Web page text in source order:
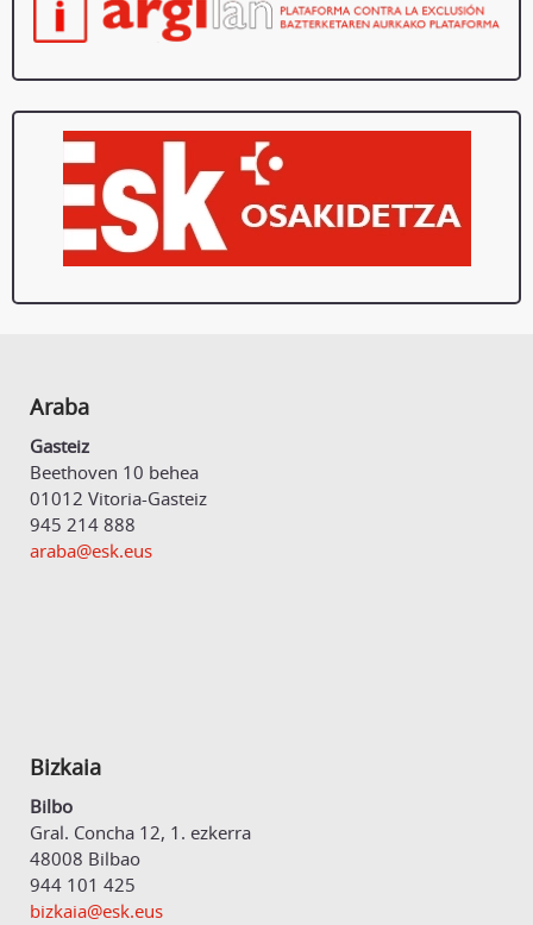
Araba
Gasteiz
Beethoven 10 behea
01012 Vitoria-Gasteiz
945 214 888
araba@esk.eus
Bizkaia
Bilbo
Gral. Concha 12, 1. ezkerra
48008 Bilbao
944 101 425
bizkaia@esk.eus